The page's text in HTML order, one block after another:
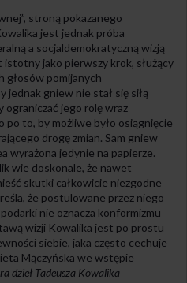
stroną pokazanego
jest jednak próba
a socjaldemokratyczną wizją
jako pierwszy krok, służący
głosów pomijanych
jednak gniew nie stał się siłą
ograniczać jego rolę wraz
to, by możliwe było osiągnięcie
drogę zmian. Sam gniew
wyrażona jedynie na papierze.
wie doskonale, że nawet
skutki całkowicie niezgodne
że postulowane przez niego
nie oznacza konformizmu
wizji Kowalika jest po prostu
siebie, jaka często cechuje
Mączyńska we wstępie
dzieł Tadeusza Kowalika